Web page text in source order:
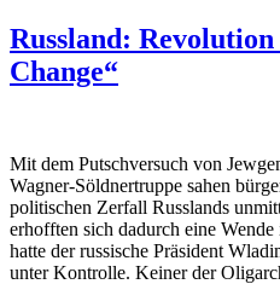
Russland:
Change“
Mit dem Putschversuch von
Wagner-Söldnertruppe sahen
politischen Zerfall Russlands
erhofften sich dadurch eine
hatte der russische Präsident
unter Kontrolle. Keiner der